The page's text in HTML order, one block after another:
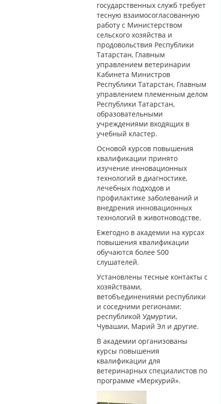
государственных служб требует
тесную взаимосогласованную
работу с Министерством
сельского хозяйства и
продовольствия Республики
Татарстан, Главным
управлением ветеринарии
Кабинета Министров
Республики Татарстан, Главным
управлением племенным делом
Республики Татарстан,
образовательными
учреждениями входящих в
учебный кластер.
Основой курсов повышения
квалификации принято
изучение инновационных
технологий в диагностике,
лечебных подходов и
профилактике заболеваний и
внедрения инновационных
технологий в животноводстве.
Ежегодно в академии на курсах
повышения квалификации
обучаются более 500
слушателей.
Установлены тесные контакты с
хозяйствами,
ветобъединениями республики
и соседними регионами:
республикой Удмуртии,
Чувашии, Марий Эл и другие.
В академии организованы
курсы повышения
квалификации для
ветеринарных специалистов по
программе «Меркурий».